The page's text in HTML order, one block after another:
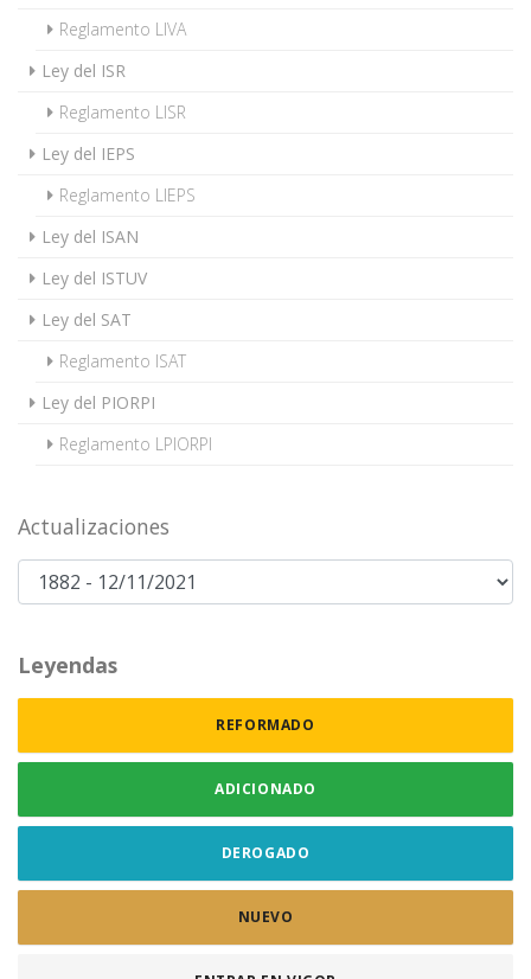
Reglamento LIVA
Ley del ISR
Reglamento LISR
Ley del IEPS
Reglamento LIEPS
Ley del ISAN
Ley del ISTUV
Ley del SAT
Reglamento ISAT
Ley del PIORPI
Reglamento LPIORPI
Actualizaciones
Leyendas
REFORMADO
ADICIONADO
DEROGADO
NUEVO